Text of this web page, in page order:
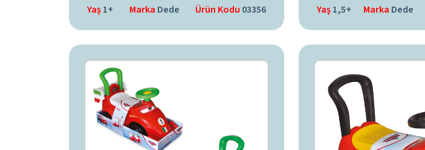
Yaş1+ Marka Dede Ürün Kodu 03356 Yaş1,5+ Marka Dede